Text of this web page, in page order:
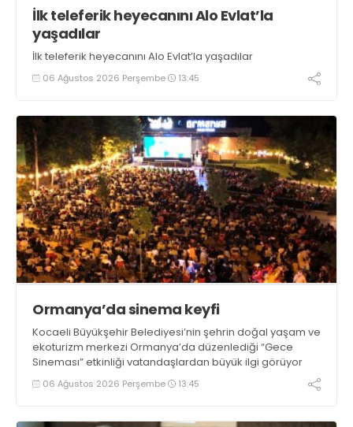
İlk teleferik heyecanını Alo Evlat’la
yaşadılar
İlk teleferik heyecanını Alo Evlat’la yaşadılar
06 Ağustos 2026 Perşembe 13:45
Ormanya’da sinema keyfi
Kocaeli Büyükşehir Belediyesi’nin şehrin doğal yaşam ve
ekoturizm merkezi Ormanya’da düzenlediği “Gece
Sineması” etkinliği vatandaşlardan büyük ilgi görüyor
06 Ağustos 2026 Perşembe 13:45